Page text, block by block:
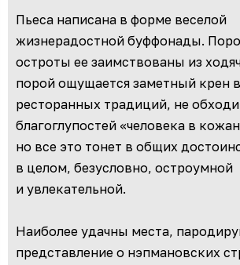
Пьеса написана в форме веселой
жизнерадостной буффонады.
остроты ее заимствованы из
порой ощущается заметный крен
ресторанных традиций, не
благоглупостей «человека в
но все это тонет в общих
в целом, безусловно, остроумной
и увлекательной.
Наиболее удачны места,
представление о нэпмановских